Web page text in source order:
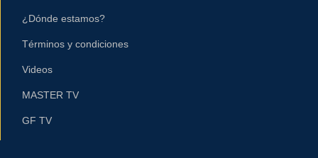
¿Dónde estamos?
Términos y condiciones
Videos
MASTER TV
GF TV